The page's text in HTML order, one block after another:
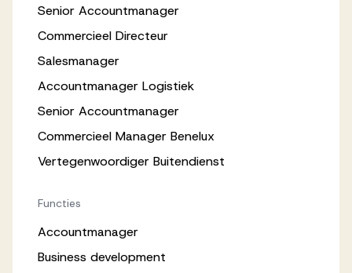
Senior Accountmanager
Commercieel Directeur
Salesmanager
Accountmanager Logistiek
Senior Accountmanager
Commercieel Manager Benelux
Vertegenwoordiger Buitendienst
Functies
Accountmanager
Business development